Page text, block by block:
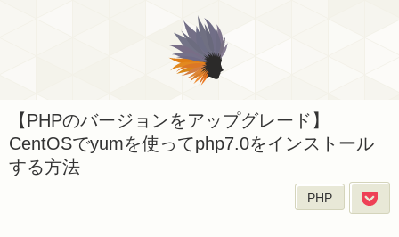
【PHPのバージョンをアップグレード】
CentOSでyumを使ってphp7.0をインストール
する方法
PHP